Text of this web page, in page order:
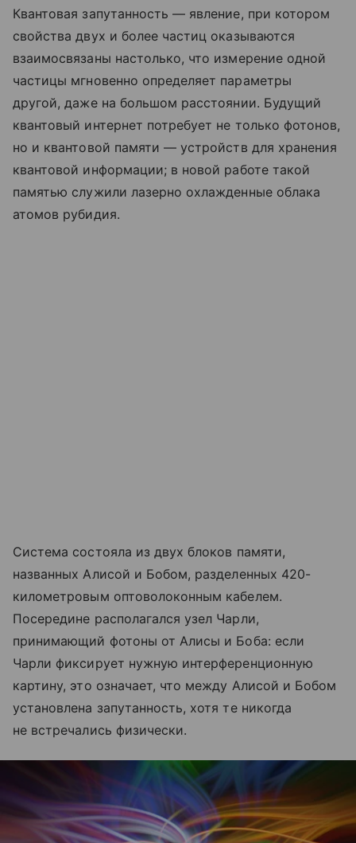
Квантовая запутанность — явление, при котором
свойства двух и более частиц оказываются
взаимосвязаны настолько, что измерение одной
частицы мгновенно определяет параметры
другой, даже на большом расстоянии. Будущий
квантовый интернет потребует не только фотонов,
но и квантовой памяти — устройств для хранения
квантовой информации; в новой работе такой
памятью служили лазерно охлажденные облака
атомов рубидия.
Система состояла из двух блоков памяти,
названных Алисой и Бобом, разделенных 420-
километровым оптоволоконным кабелем.
Посередине располагался узел Чарли,
принимающий фотоны от Алисы и Боба: если
Чарли фиксирует нужную интерференционную
картину, это означает, что между Алисой и Бобом
установлена запутанность, хотя те никогда
не встречались физически.